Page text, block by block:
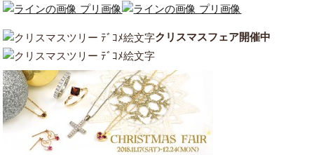
クリスマスフェア開催中